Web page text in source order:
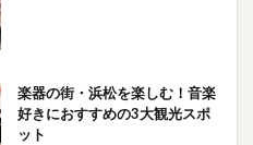
楽器の街・浜松を楽しむ！音楽
好きにおすすめの3大観光スポ
ット